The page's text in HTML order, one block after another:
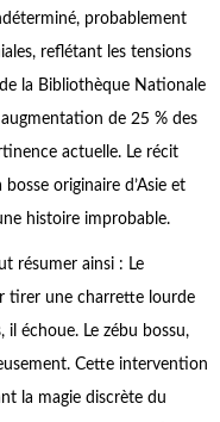
probablement
reflétant les tensions
la Bibliothèque Nationale
de 25 % des
actuelle. Le récit
originaire d’Asie et
histoire improbable.
résumer ainsi : Le
tirer une charrette lourde
échoue. Le zébu bossu,
Cette intervention
la magie discrète du